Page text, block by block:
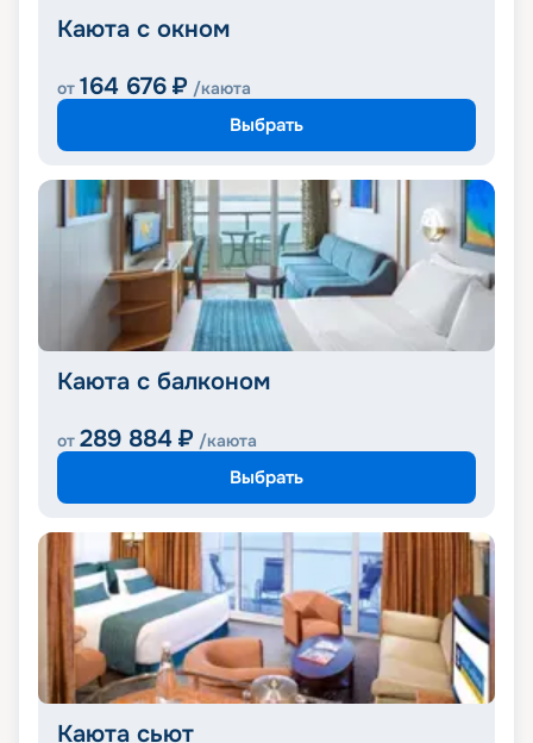
Каюта с окном
от 164 676 ₽ /каюта
Выбрать
Каюта с балконом
от 289 884 ₽ /каюта
Выбрать
Каюта сьют